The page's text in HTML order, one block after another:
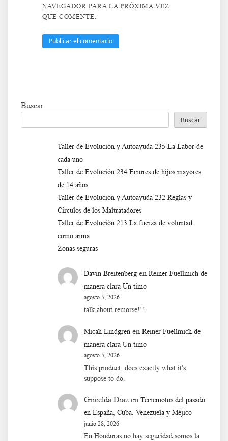
NAVEGADOR PARA LA PRÓXIMA VEZ
QUE COMENTE.
Buscar
Buscar
Taller de Evolución y Autoayuda 235 La Labor de
cada uno
Taller de Evolución 234 Errores de hijos mayores
de 14 años
Taller de Evolución y Autoayuda 232 Reglas y
Círculos de los Maltratadores
Taller de Evoluciòn 213 La fuerza de voluntad
como arma
Zonas seguras
Davin Breitenberg en Reiner Fuellmich de
manera clara Un timo
agosto 5, 2026
talk about remorse!!!
Micah Lindgren en Reiner Fuellmich de
manera clara Un timo
agosto 5, 2026
This product, does exactly what it's
suppose to do.
Gricelda Diaz en Terremotos del pasado
en España, Cuba, Venezuela y Méjico
junio 28, 2026
En Honduras no hay seguridad somos la